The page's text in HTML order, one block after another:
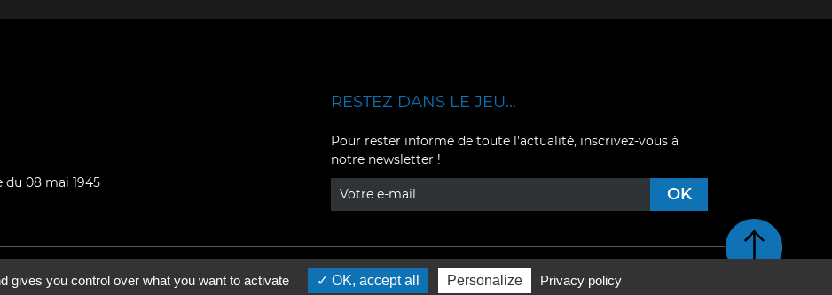
du 08 mai 1945
YouTube
RESTEZ DANS LE JEU...
Pour rester informé de toute l'actualité, inscrivez-vous à
notre newsletter !
Retour en haut de page
gives you control over what you want to activate OK, accept all Personalize Privacy policy